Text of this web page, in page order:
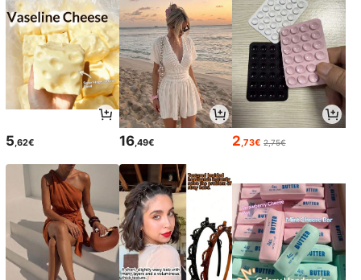
5,62€ 16,49€ 2,73€ 2,75€